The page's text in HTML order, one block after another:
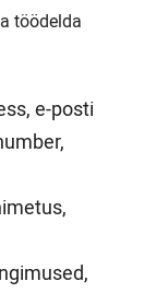
töödelda
e-posti